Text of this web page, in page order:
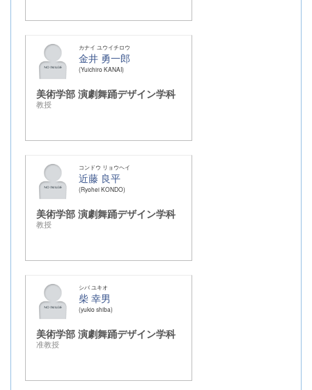
カナイ ユウイチロウ
金井 勇一郎
Yuichiro KANAI
美術学部 演劇舞踊デザイン学科
教授
コンドウ リョウヘイ
近藤 良平
Ryohei KONDO
美術学部 演劇舞踊デザイン学科
教授
シバ ユキオ
柴 幸男
yukio shiba
美術学部 演劇舞踊デザイン学科
准教授